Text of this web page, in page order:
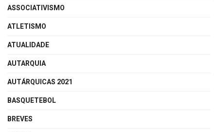
ASSOCIATIVISMO
ATLETISMO
ATUALIDADE
AUTARQUIA
AUTÁRQUICAS 2021
BASQUETEBOL
BREVES